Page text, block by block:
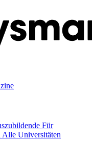
Für
Alle Universitäten